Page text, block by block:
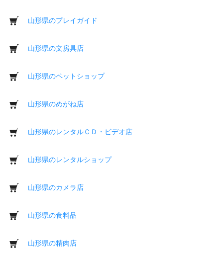
山形県のプレイガイド
山形県の文房具店
山形県のペットショップ
山形県のめがね店
山形県のレンタルＣＤ・ビデオ店
山形県のレンタルショップ
山形県のカメラ店
山形県の食料品
山形県の精肉店